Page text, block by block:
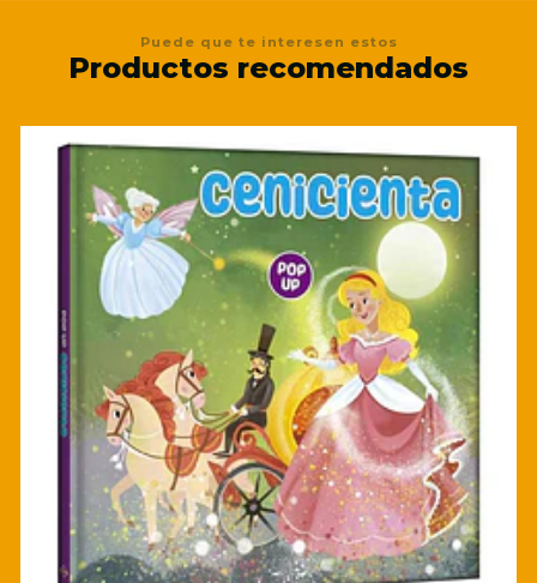
Puede que te interesen estos
Productos recomendados